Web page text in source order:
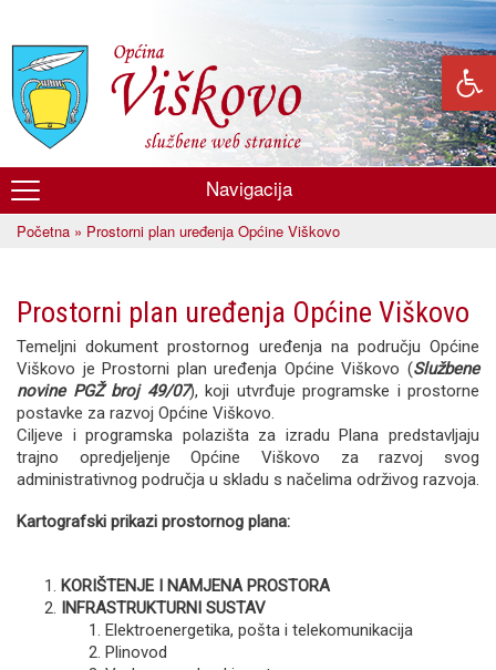
glavni
sadržaj
Općina
Viškovo
Navigacija
Početna » Prostorni plan uređenja Općine Viškovo
Prostorni plan uređenja Općine Viškovo
Temeljni dokument prostornog uređenja na području Općine
Viškovo je Prostorni plan uređenja Općine Viškovo (Službene
novine PGŽ broj 49/07), koji utvrđuje programske i prostorne
postavke za razvoj Općine Viškovo.
Ciljeve i programska polazišta za izradu Plana predstavljaju
trajno opredjeljenje Općine Viškovo za razvoj svog
administrativnog područja u skladu s načelima održivog razvoja.
Kartografski prikazi prostornog plana:
KORIŠTENJE I NAMJENA PROSTORA
INFRASTRUKTURNI SUSTAV
Elektroenergetika, pošta i telekomunikacija
Plinovod